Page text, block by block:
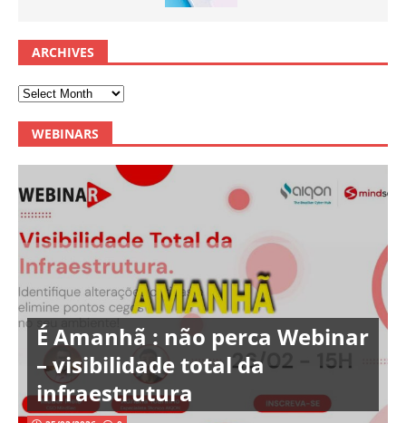
ARCHIVES
WEBINARS
É Amanhã : não perca Webinar
– visibilidade total da
infraestrutura